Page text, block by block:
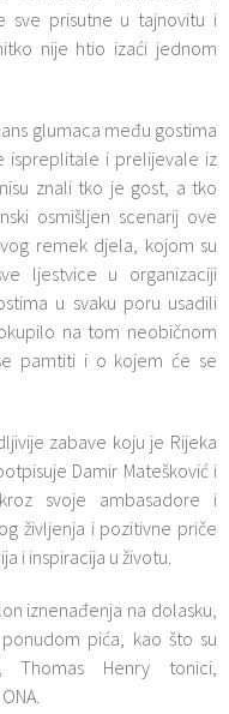
sve prisutne u tajnovitu i
nije htio izaći jednom
glumaca među gostima
ispreplitale i prelijevale iz
znali tko je gost, a tko
osmišljen scenarij ove
remek djela, kojom su
ljestvice u organizaciji
u svaku poru usadili
na tom neobičnom
pamtiti i o kojem će se
zabave koju je Rijeka
Damir Matešković i
svoje ambasadore i
življenja i pozitivne priče
i inspiracija u životu.
iznenađenja na dolasku,
pića, kao što su
Thomas Henry tonici,